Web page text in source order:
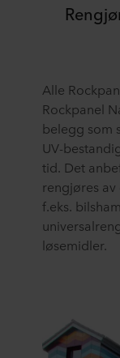
Alle
Rockpanel
belegg som
UV-
tid. Det
rengjøres
f.eks.
løsemidler.